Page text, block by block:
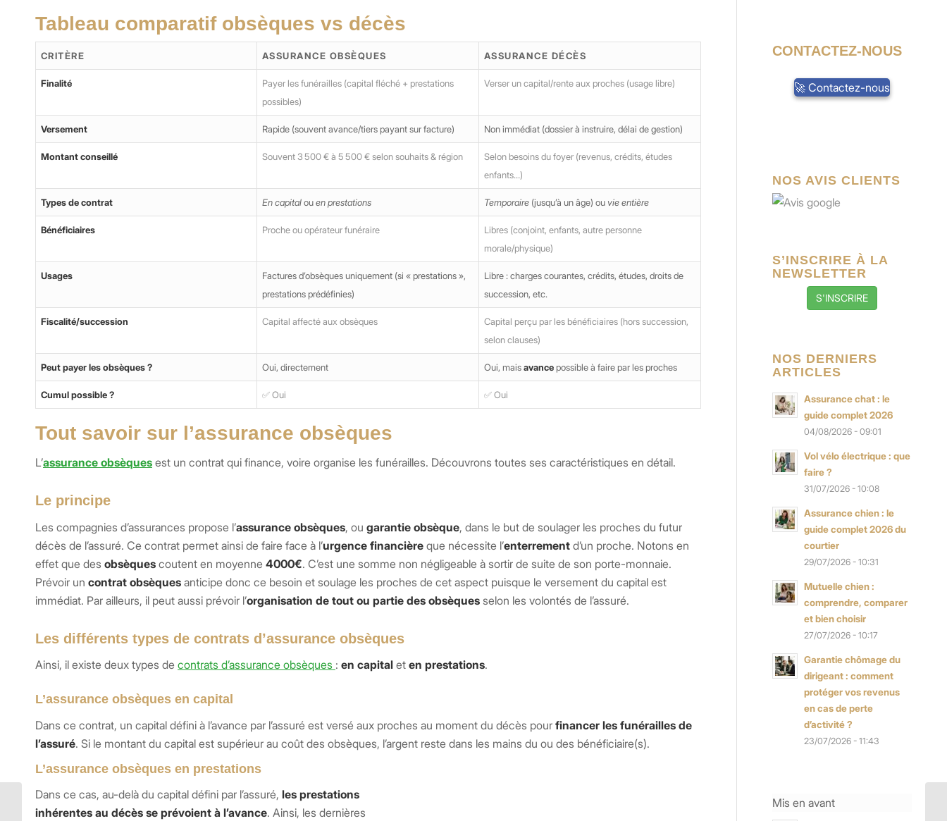
Tableau comparatif obsèques vs décès
CRITÈRE ASSURANCE OBSÈQUES ASSURANCE DÉCÈS
Finalité
Payer les funérailles (capital fléché + prestations
possibles)
Verser un capital/rente aux proches (usage libre)
Versement Rapide (souvent avance/tiers payant sur facture) Non immédiat (dossier à instruire, délai de gestion)
Montant conseillé Souvent 3 500 € à 5 500 € selon souhaits & région
Selon besoins du foyer (revenus, crédits, études
enfants…)
Types de contrat En capitalouen prestations Temporaire(jusqu’à un âge) ou vie entière
Bénéficiaires Proche ou opérateur funéraire
Libres (conjoint, enfants, autre personne
morale/physique)
Usages
Factures d’obsèques uniquement (si « prestations »,
prestations prédéfinies)
Libre : charges courantes, crédits, études, droits de
succession, etc.
Fiscalité/succession Capital affecté aux obsèques
Capital perçu par les bénéficiaires (hors succession,
selon clauses)
Peut payer les obsèques ? Oui, directement Oui, maisavancepossible à faire par les proches
Cumul possible ? ✅ Oui ✅ Oui
Tout savoir sur l’assurance obsèques
L’assurance obsèques est un contrat qui finance, voire organise les funérailles. Découvrons toutes ses caractéristiques en détail.
Le principe
Les compagnies d’assurances propose l’assurance obsèques, ou garantie obsèque, dans le but de soulager les proches du futur
décès de l’assuré. Ce contrat permet ainsi de faire face à l’urgence financière que nécessite l’enterrement d’un proche. Notons en
effet que des obsèques coutent en moyenne 4000€. C’est une somme non négligeable à sortir de suite de son porte-monnaie.
Prévoir un contrat obsèques anticipe donc ce besoin et soulage les proches de cet aspect puisque le versement du capital est
immédiat. Par ailleurs, il peut aussi prévoir l’organisation de tout ou partie des obsèques selon les volontés de l’assuré.
Les différents types de contrats d’assurance obsèques
Ainsi, il existe deux types de contrats d’assurance obsèques : en capital et en prestations.
L’assurance obsèques en capital
Dans ce contrat, un capital défini à l’avance par l’assuré est versé aux proches au moment du décès pour financer les funérailles de
l’assuré. Si le montant du capital est supérieur au coût des obsèques, l’argent reste dans les mains du ou des bénéficiaire(s).
L’assurance obsèques en prestations
Dans ce cas, au-delà du capital défini par l’assuré, les prestations
inhérentes au décès se prévoient à l’avance. Ainsi, les dernières
CONTACTEZ-NOUS
🚀 Contactez-nous
NOS AVIS CLIENTS
S’INSCRIRE À LA
NEWSLETTER
S'INSCRIRE
NOS DERNIERS
ARTICLES
Assurance chat : le
guide complet 2026
04/08/2026 - 09:01
Vol vélo électrique : que
faire ?
31/07/2026 - 10:08
Assurance chien : le
guide complet 2026 du
courtier
29/07/2026 - 10:31
Mutuelle chien :
comprendre, comparer
et bien choisir
27/07/2026 - 10:17
Garantie chômage du
dirigeant : comment
protéger vos revenus
en cas de perte
d’activité ?
23/07/2026 - 11:43
Mis en avant
Cybersécurité : Protégez